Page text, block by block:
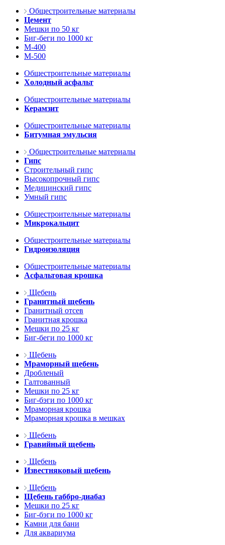
Общестроительные материалы
Цемент
Мешки по 50 кг
Биг-беги по 1000 кг
М-400
М-500
Общестроительные материалы
Холодный асфальт
Общестроительные материалы
Керамзит
Общестроительные материалы
Битумная эмульсия
Общестроительные материалы
Гипс
Строительный гипс
Высокопрочный гипс
Медицинский гипс
Умный гипс
Общестроительные материалы
Микрокальцит
Общестроительные материалы
Гидроизоляция
Общестроительные материалы
Асфальтовая крошка
Щебень
Гранитный щебень
Гранитный отсев
Гранитная крошка
Мешки по 25 кг
Биг-беги по 1000 кг
Щебень
Мраморный щебень
Дробленый
Галтованный
Мешки по 25 кг
Биг-бэги по 1000 кг
Мраморная крошка
Мраморная крошка в мешках
Щебень
Гравийный щебень
Щебень
Известняковый щебень
Щебень
Щебень габбро-диабаз
Мешки по 25 кг
Биг-бэги по 1000 кг
Камни для бани
Для аквариума